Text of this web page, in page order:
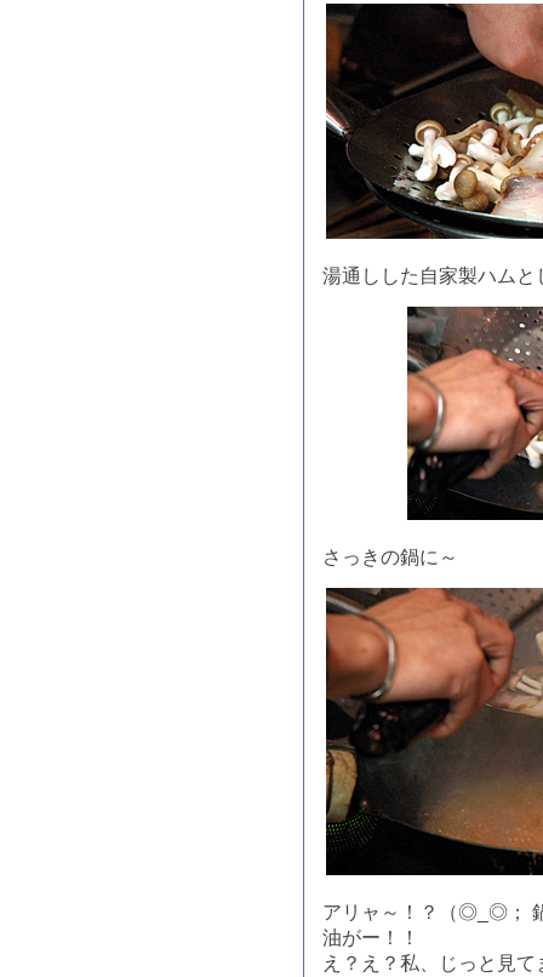
湯通しした自家製ハムと
さっきの鍋に～
アリャ～！？（◎_◎；
油がー！！
え？え？私、じっと見